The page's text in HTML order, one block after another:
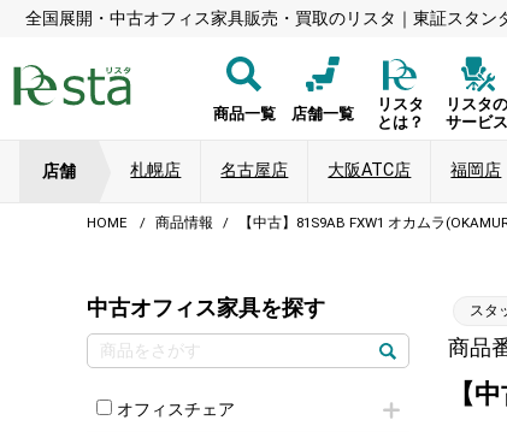
全国展開・中古オフィス家具販売・買取のリスタ｜東証スタ
商品一覧 店舗一覧
リスタ
とは？
リスタの
サービス
店舗 札幌店 名古屋店 大阪ATC店 福岡店
HOME 商品情報 【中古】81S9AB FXW1 オカムラ
中古オフィス家具を探す
オフィスチェア
スタ
商品
【